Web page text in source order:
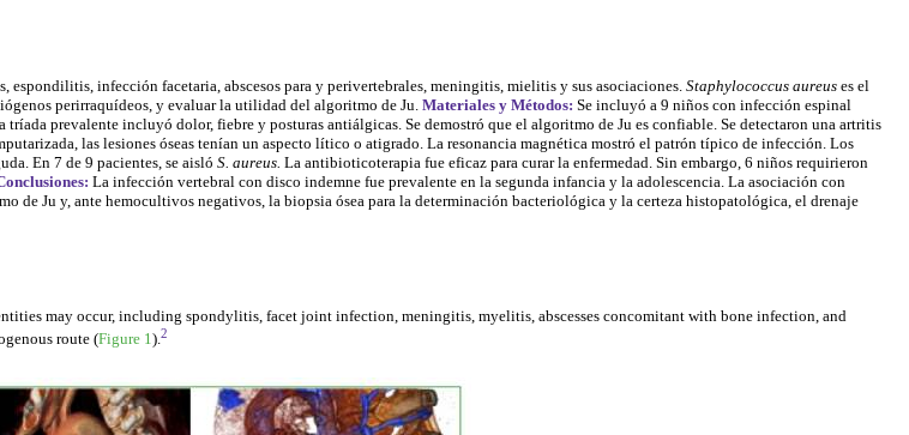
infección facetaria, abscesos para y perivertebrales, meningitis, mielitis y sus asociaciones. Staphylococcus aureus es el
perirraquídeos, y evaluar la utilidad del algoritmo de Ju. Materiales y Métodos: Se incluyó a 9 niños con infección espinal
tríada prevalente incluyó dolor, fiebre y posturas antiálgicas. Se demostró que el algoritmo de Ju es confiable. Se detectaron una artritis
las lesiones óseas tenían un aspecto lítico o atigrado. La resonancia magnética mostró el patrón típico de infección. Los
En 7 de 9 pacientes, se aisló S. aureus. La antibioticoterapia fue eficaz para curar la enfermedad. Sin embargo, 6 niños requirieron
La infección vertebral con disco indemne fue prevalente en la segunda infancia y la adolescencia. La asociación con
de Ju y, ante hemocultivos negativos, la biopsia ósea para la determinación bacteriológica y la certeza histopatológica, el drenaje
may occur, including spondylitis, facet joint infection, meningitis, myelitis, abscesses concomitant with bone infection, and
route (Figure 1).2